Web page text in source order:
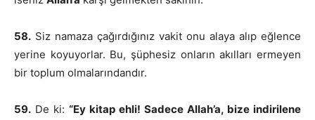
58. Siz namaza çağırdığınız vakit onu alaya alıp eğlence
yerine koyuyorlar. Bu, şüphesiz onların akılları ermeyen
bir toplum olmalarındandır.
59. De ki: “Ey kitap ehli! Sadece Allah’a, bize indirilene